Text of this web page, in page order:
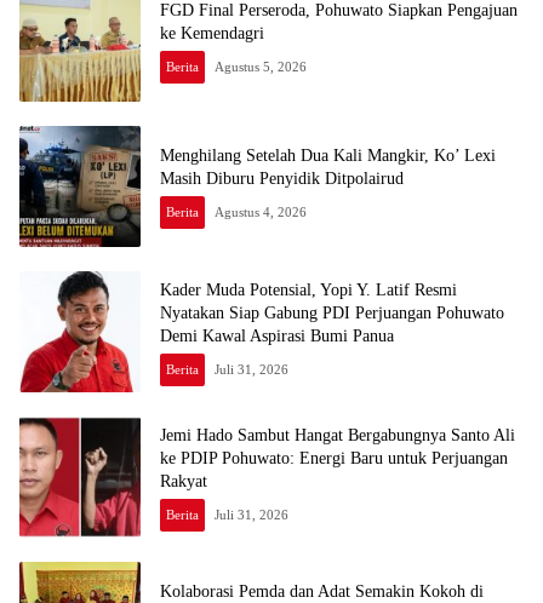
FGD Final Perseroda, Pohuwato Siapkan Pengajuan
ke Kemendagri
Berita Agustus 5, 2026
Menghilang Setelah Dua Kali Mangkir, Ko’ Lexi
Masih Diburu Penyidik Ditpolairud
Berita Agustus 4, 2026
Kader Muda Potensial, Yopi Y. Latif Resmi
Nyatakan Siap Gabung PDI Perjuangan Pohuwato
Demi Kawal Aspirasi Bumi Panua
Berita Juli 31, 2026
Jemi Hado Sambut Hangat Bergabungnya Santo Ali
ke PDIP Pohuwato: Energi Baru untuk Perjuangan
Rakyat
Berita Juli 31, 2026
Kolaborasi Pemda dan Adat Semakin Kokoh di